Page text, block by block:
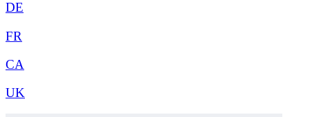
DE
FR
CA
UK